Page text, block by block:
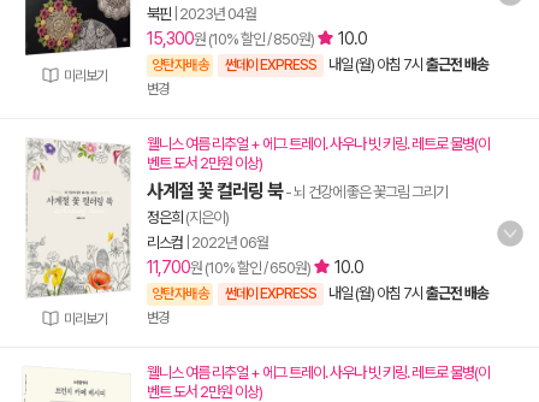
미리보기
북핀 2023년 04월
15,300원 (10% 할인 / 850원) 10.0
양탄자배송 썬데이 EXPRESS 내일 (월) 아침 7시 출근전 배송
변경
미리보기
웰니스 여름 리추얼 + 에그 트레이. 사우나 빗 키링. 레트로 물병(이
벤트 도서 2만원 이상)
사계절 꽃 컬러링 북- 뇌 건강에 좋은 꽃그림 그리기
정은희 (지은이)
리스컴 2022년 06월
11,700원 (10% 할인 / 650원) 10.0
양탄자배송 썬데이 EXPRESS 내일 (월) 아침 7시 출근전 배송
변경
웰니스 여름 리추얼 + 에그 트레이. 사우나 빗 키링. 레트로 물병(이
벤트 도서 2만원 이상)